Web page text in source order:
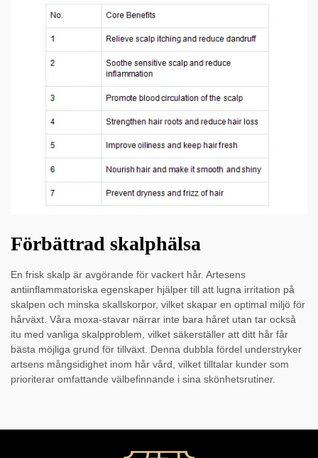
Förbättrad skalphälsa
En frisk skalp är avgörande för vackert hår. Artesens
antiinflammatoriska egenskaper hjälper till att lugna irritation på
skalpen och minska skallskorpor, vilket skapar en optimal miljö för
hårväxt. Våra moxa-stavar närrar inte bara håret utan tar också
itu med vanliga skalpproblem, vilket säkerställer att ditt hår får
bästa möjliga grund för tillväxt. Denna dubbla fördel understryker
artsens mångsidighet inom hår vård, vilket tilltalar kunder som
prioriterar omfattande välbefinnande i sina skönhetsrutiner.